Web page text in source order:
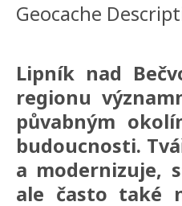
Geocache
Lipník nad
regionu
půvabným
budoucnosti.
a modernizuje,
ale často také